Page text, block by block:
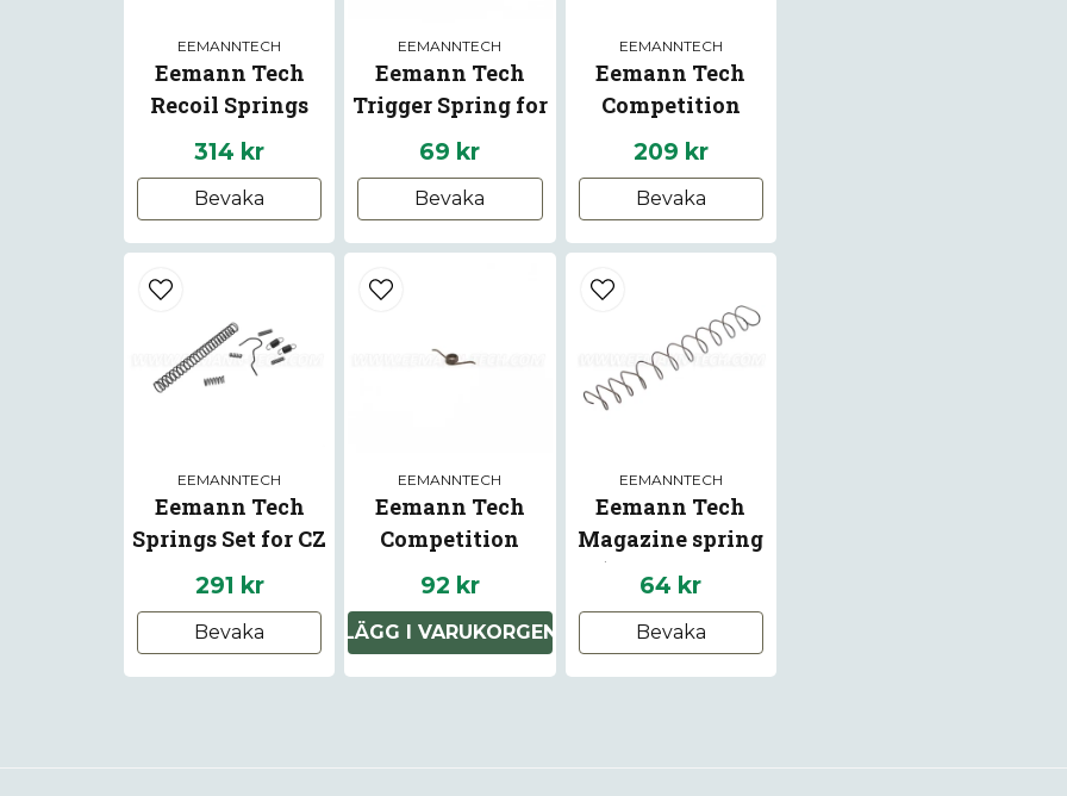
EEMANNTECH
Eemann Tech
Recoil Springs
Calibration Pack
STANDARD
CLASSIC MINOR
314 kr
Bevaka
EEMANNTECH
Eemann Tech
Trigger Spring for
Beretta 92/96/98
69 kr
Bevaka
EEMANNTECH
Eemann Tech
Competition
Springs Kit for CZ
P-10
209 kr
Bevaka
EEMANNTECH
Eemann Tech
Springs Set for CZ
P-10
291 kr
Bevaka
EEMANNTECH
Eemann Tech
Competition
Trigger Spring for
92 kr
LÄGG I VARUKORGEN
EEMANNTECH
Eemann Tech
Magazine spring
(MEC-GAR 19
SP-01 Shadow, CZ
64 kr
Bevaka